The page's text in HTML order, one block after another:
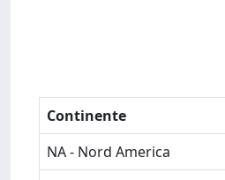
Continente
NA - Nord America